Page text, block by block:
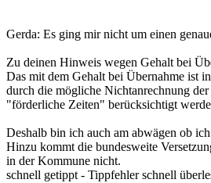
Gerda: Es ging mir nicht um einen
Zu deinen Hinweis wegen Gehalt bei
Das mit dem Gehalt bei Übernahme ist
durch die mögliche Nichtanrechnung
"förderliche Zeiten" berücksichtigt
Deshalb bin ich auch am abwägen ob
Hinzu kommt die bundesweite
in der Kommune nicht.
schnell getippt - Tippfehler schnell